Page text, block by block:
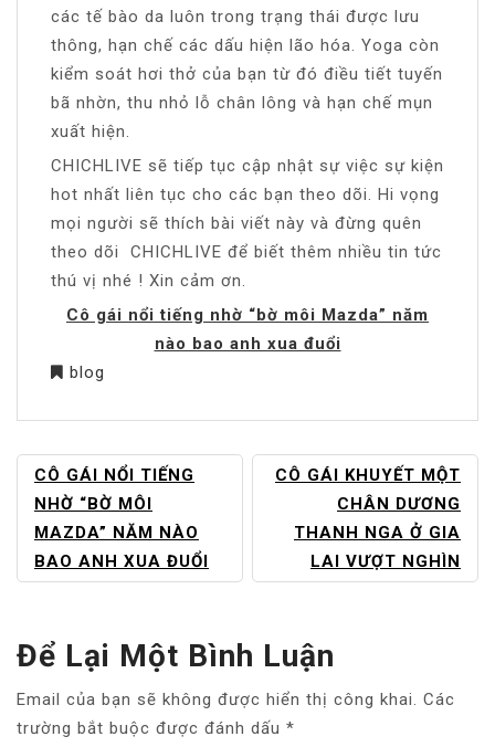
các tế bào da luôn trong trạng thái được lưu
thông, hạn chế các dấu hiện lão hóa. Yoga còn
kiểm soát hơi thở của bạn từ đó điều tiết tuyến
bã nhờn, thu nhỏ lỗ chân lông và hạn chế mụn
xuất hiện.
CHICHLIVE sẽ tiếp tục cập nhật sự việc sự kiện
hot nhất liên tục cho các bạn theo dõi. Hi vọng
mọi người sẽ thích bài viết này và đừng quên
theo dõi CHICHLIVE để biết thêm nhiều tin tức
thú vị nhé ! Xin cảm ơn.
Cô gái nổi tiếng nhờ “bờ môi Mazda” năm
nào bao anh xua đuổi
blog
ĐIỀU
HƯỚNG
BÀI
VIẾT
CÔ GÁI NỔI TIẾNG
NHỜ “BỜ MÔI
MAZDA” NĂM NÀO
BAO ANH XUA ĐUỔI
CÔ GÁI KHUYẾT MỘT
CHÂN DƯƠNG
THANH NGA Ở GIA
LAI VƯỢT NGHÌN
Để Lại Một Bình Luận
Email của bạn sẽ không được hiển thị công khai. Các
trường bắt buộc được đánh dấu *